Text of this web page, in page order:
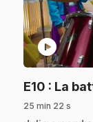
play_circle
E10 : La
25 min 22 s